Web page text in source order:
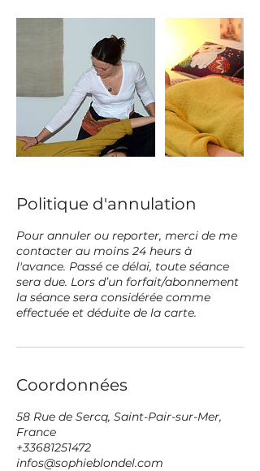
Politique d'annulation
Pour annuler ou reporter, merci de me
contacter au moins 24 heurs à
l'avance. Passé ce délai, toute séance
sera due. Lors d’un forfait/abonnement
la séance sera considérée comme
effectuée et déduite de la carte.
Coordonnées
58 Rue de Sercq, Saint-Pair-sur-Mer,
France
+33681251472
infos@sophieblondel.com